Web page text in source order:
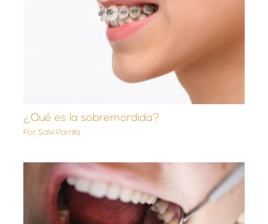
¿Qué es la sobremordida?
PorSalvi Parrilla